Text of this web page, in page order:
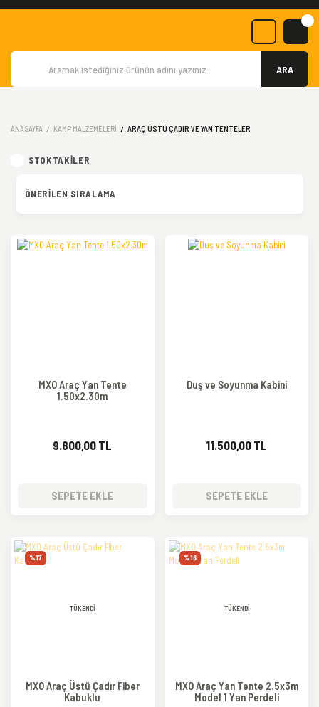
ARA
ANASAYFA KAMP MALZEMELERI ARAÇ ÜSTÜ ÇADIR VE YAN TENTELER
STOKTAKILER
MXO Araç Yan Tente
1.50x2.30m
9.800,00 TL
SEPETE EKLE
Duş ve Soyunma Kabini
11.500,00 TL
SEPETE EKLE
%17
TÜKENDİ
MXO Araç Üstü Çadır Fiber
Kabuklu
%16
TÜKENDİ
MXO Araç Yan Tente 2.5x3m
Model 1 Yan Perdeli